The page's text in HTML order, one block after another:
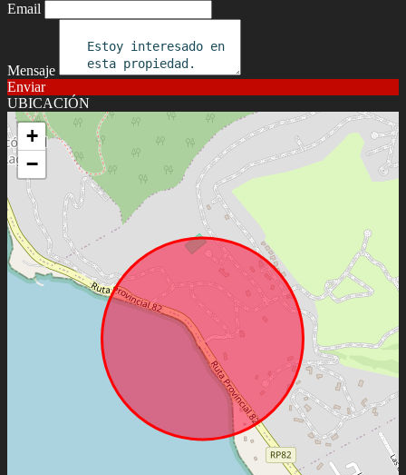
Email
Mensaje
Enviar
UBICACIÓN
+
−